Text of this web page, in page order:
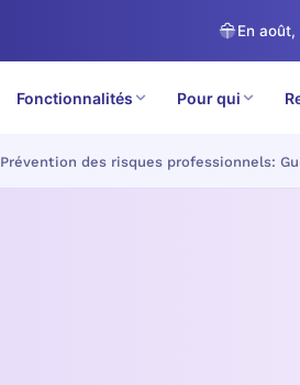
En
Fonctionnalités Pour qui
Prévention des risques professionnels: